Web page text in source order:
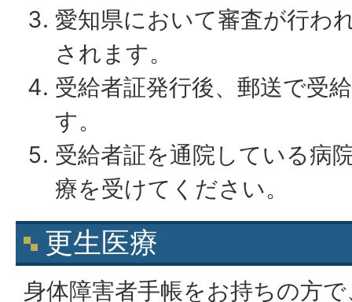
愛知県において審査が行わ
されます。
受給者証発行後、郵送で受
す。
受給者証を通院している病
療を受けてください。
更生医療
身体障害者手帳をお持ちの方